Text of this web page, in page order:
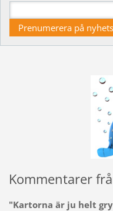
Kommentarer
"Kartorna är ju helt